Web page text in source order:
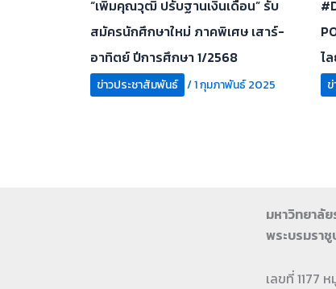
“เพิ่มคุณวุฒิ ปรับฐานเงินเดือน” รับ
สมัครนักศึกษาใหม่ ภาคพิเศษ เสาร์-
อาทิตย์ ปีการศึกษา 1/2568
ข่าวประชาสัมพันธ์ /1 กุมภาพันธ์ 2025
ไ
มหาวิทยาลั
พระบรมรา
เลขที่ 1177